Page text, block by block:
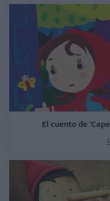
El cuento de